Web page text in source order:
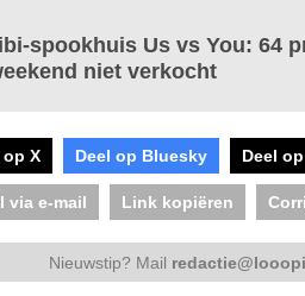
spookhuis Us vs You: 64
niet verkocht
op X Deel op Bluesky Deel
via e-mail Link kopiëren
Nieuwstip? Mail